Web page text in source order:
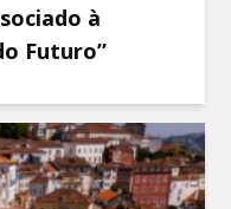
à
Futuro”